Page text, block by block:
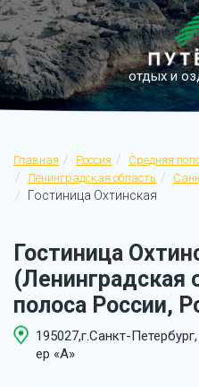
отдых и
Главная Россия
Средняя
Ленинградская область
Гостиница Охтинская
Гостиница
(Ленинградская
полоса России,
195027,г.Санкт-
ер «А»